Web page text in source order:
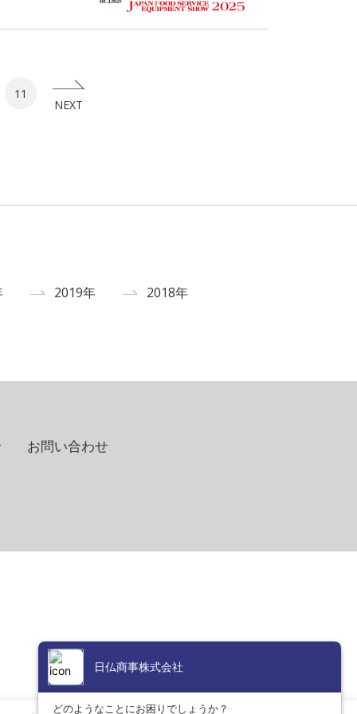
11
NEXT
2019年 2018年
お問い合わせ